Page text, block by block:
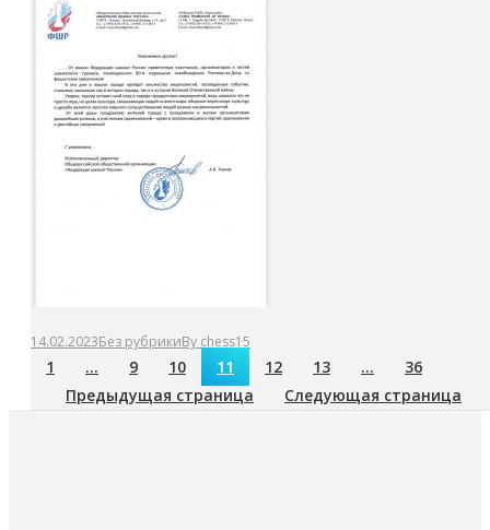
14.02.2023Без рубрикиBy chess15
1 … 9 10 11 12 13 …
36
Предыдущая страница
Следующая страница